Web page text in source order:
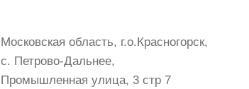
Московская область, г.о.Красногорск,
с. Петрово-Дальнее,
Промышленная улица, 3 стр 7